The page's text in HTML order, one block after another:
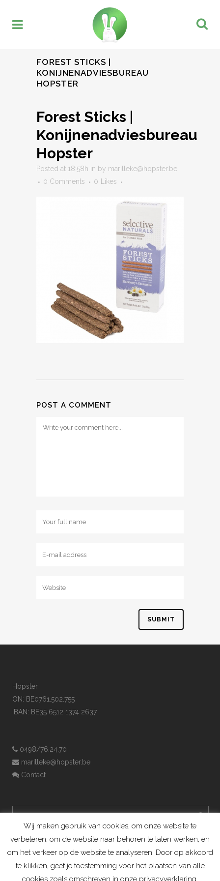
FOREST STICKS |
KONIJNENADVIESBUREAU
HOPSTER
Forest Sticks |
Konijnenadviesbureau
Hopster
Posted at 18:58h in by marilleke@hopster.be
0 Comments
0 Likes
POST A COMMENT
Hopster
ON: BE0761.502.755
IBAN: BE35 6512 1374 2637
0498/76.24.70
marilleke@hopster.be
Contact
Wij maken gebruik van cookies, om onze website te
verbeteren, om de website naar behoren te laten werken, en
om het verkeer op de website te analyseren. Door op akkoord
te klikken, geef je toestemming voor het plaatsen van alle
cookies zoals omschreven in onze privacyverklaring.